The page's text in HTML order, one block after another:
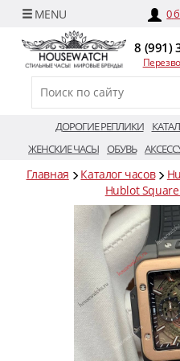
0
8 (991)
ДОРОГИЕ РЕПЛИКИ
ЖЕНСКИЕ ЧАСЫ ОБУВЬ
Главная Каталог часов
Hublot